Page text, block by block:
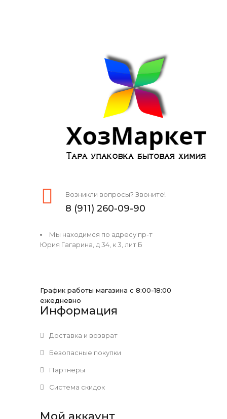
Возникли вопросы? Звоните!
8 (911) 260-09-90
Мы находимся по адресу пр-т
Юрия Гагарина, д 34, к 3, лит Б
График работы магазина с 8:00-18:00
ежедневно
Информация
Доставка и возврат
Безопасные покупки
Партнеры
Система скидок